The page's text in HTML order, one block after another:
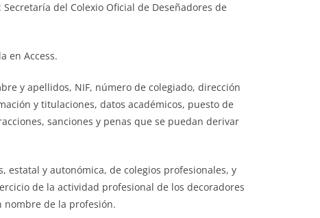
del Colexio Oficial de Deseñadores de
en Access.
y apellidos, NIF, número de colegiado, dirección
y titulaciones, datos académicos, puesto de
sanciones y penas que se puedan derivar
estatal y autonómica, de colegios profesionales, y
de la actividad profesional de los decoradores
nombre de la profesión.